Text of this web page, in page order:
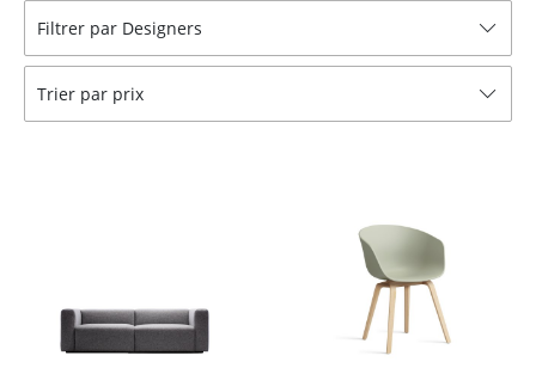
Meubles TV
Caissons roulants et Meubles d’appoint
Meubles de bar
... voir tous les rangements
Filtrer par Designers
Trier par prix